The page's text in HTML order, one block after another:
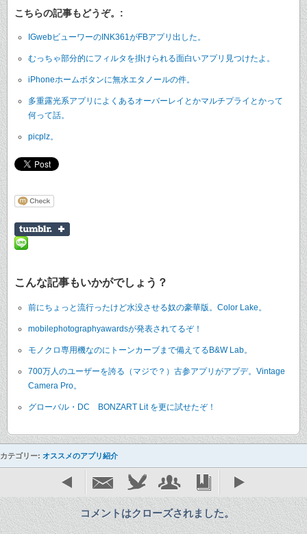
こちらの記事もどうぞ。:
IGwebビューワーのINK361がFBアプリ出した。
むっちゃ部分的にフィルタを掛けられる面白いアプリ見つけたよ。
iPhoneホームボタンに無水エタノールの件。
多重露光系アプリによくあるオーバーレイとかマルチプライとかって
何って話。
picplz。
こんな記事もいかがでしょう？
前にちょっと流行ったけど水没させる奴の豪華版。Color Lake。
mobilephotographyawardsが発表されてるぞ！
モノクロ専用機なのにトーンカーブまで備えてるB&W Lab。
700万人のユーザーを誇る（マジで？）古参アプリがアプデ。Vintage
Camera Pro。
グローバル・DC BONZART Lit を更に試せたぞ！
カテゴリー: オススメのアプリ紹介
コメントはクローズされました。